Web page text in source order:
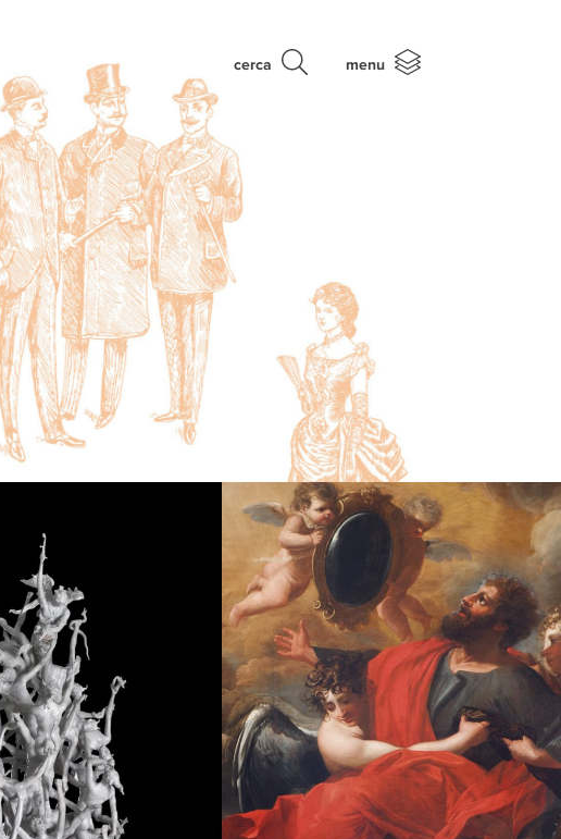
cerca menu